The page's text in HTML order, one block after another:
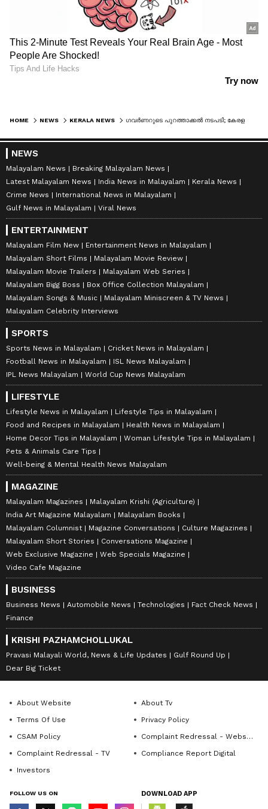
HOME NEWS KERALA NEWS
NEWS
Malayalam News
Breaking Malayalam News
Latest Malayalam News
India News in Malayalam
Kerala News
Crime News
International News in Malayalam
Gulf News in Malayalam
Viral News
ENTERTAINMENT
Malayalam Film New
Entertainment News in Malayalam
Malayalam Short Films
Malayalam Movie Review
Malayalam Movie Trailers
Malayalam Web Series
Malayalam Bigg Boss
Box Office Collection Malayalam
Malayalam Songs & Music
Malayalam Miniscreen & TV News
Malayalam Celebrity Interviews
SPORTS
Sports News in Malayalam
Cricket News in Malayalam
Football News in Malayalam
ISL News Malayalam
IPL News Malayalam
World Cup News Malayalam
LIFESTYLE
Lifestyle News in Malayalam
Lifestyle Tips in Malayalam
Food and Recipes in Malayalam
Health News in Malayalam
Home Decor Tips in Malayalam
Woman Lifestyle Tips in Malayalam
Pets & Animals Care Tips
Well-being & Mental Health News Malayalam
MAGAZINE
Malayalam Magazines
Malayalam Krishi (Agriculture)
India Art Magazine Malayalam
Malayalam Books
Malayalam Columnist
Magazine Conversations
Culture Magazines
Malayalam Short Stories
Conversations Magazine
Web Exclusive Magazine
Web Specials Magazine
Video Cafe Magazine
BUSINESS
Business News Automobile News Technologies
Fact Check News
Finance
KRISHI PAZHAMCHOLLUKAL
Pravasi Malayali World, News & Life Updates
Gulf Round Up
Dear Big Ticket
About Website
About Tv
Terms Of Use
Privacy Policy
CSAM Policy
Complaint Redressal - Website
Complaint Redressal - TV
Compliance Report Digital
Investors
FOLLOW US ON DOWNLOAD APP